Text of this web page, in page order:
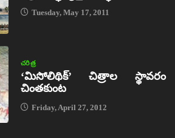
Tuesday, May 17, 2011
చరిత్ర
‘మిసోలిథిక్‌’ చిత్రాల స్థావరం
చింతకుంట
Friday, April 27, 2012